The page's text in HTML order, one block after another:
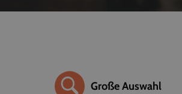
Große Auswahl